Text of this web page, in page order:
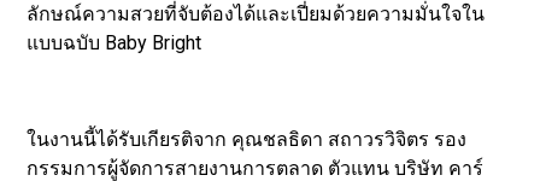
ลักษณ์ความสวยที่จับต้องได้และเปี่ยมด้วยความมั่นใจใน
แบบฉบับ Baby Bright
ในงานนี้ได้รับเกียรติจาก คุณชลธิดา สถาวรวิจิตร รอง
กรรมการผู้จัดการสายงานการตลาด ตัวแทน บริษัท คาร์